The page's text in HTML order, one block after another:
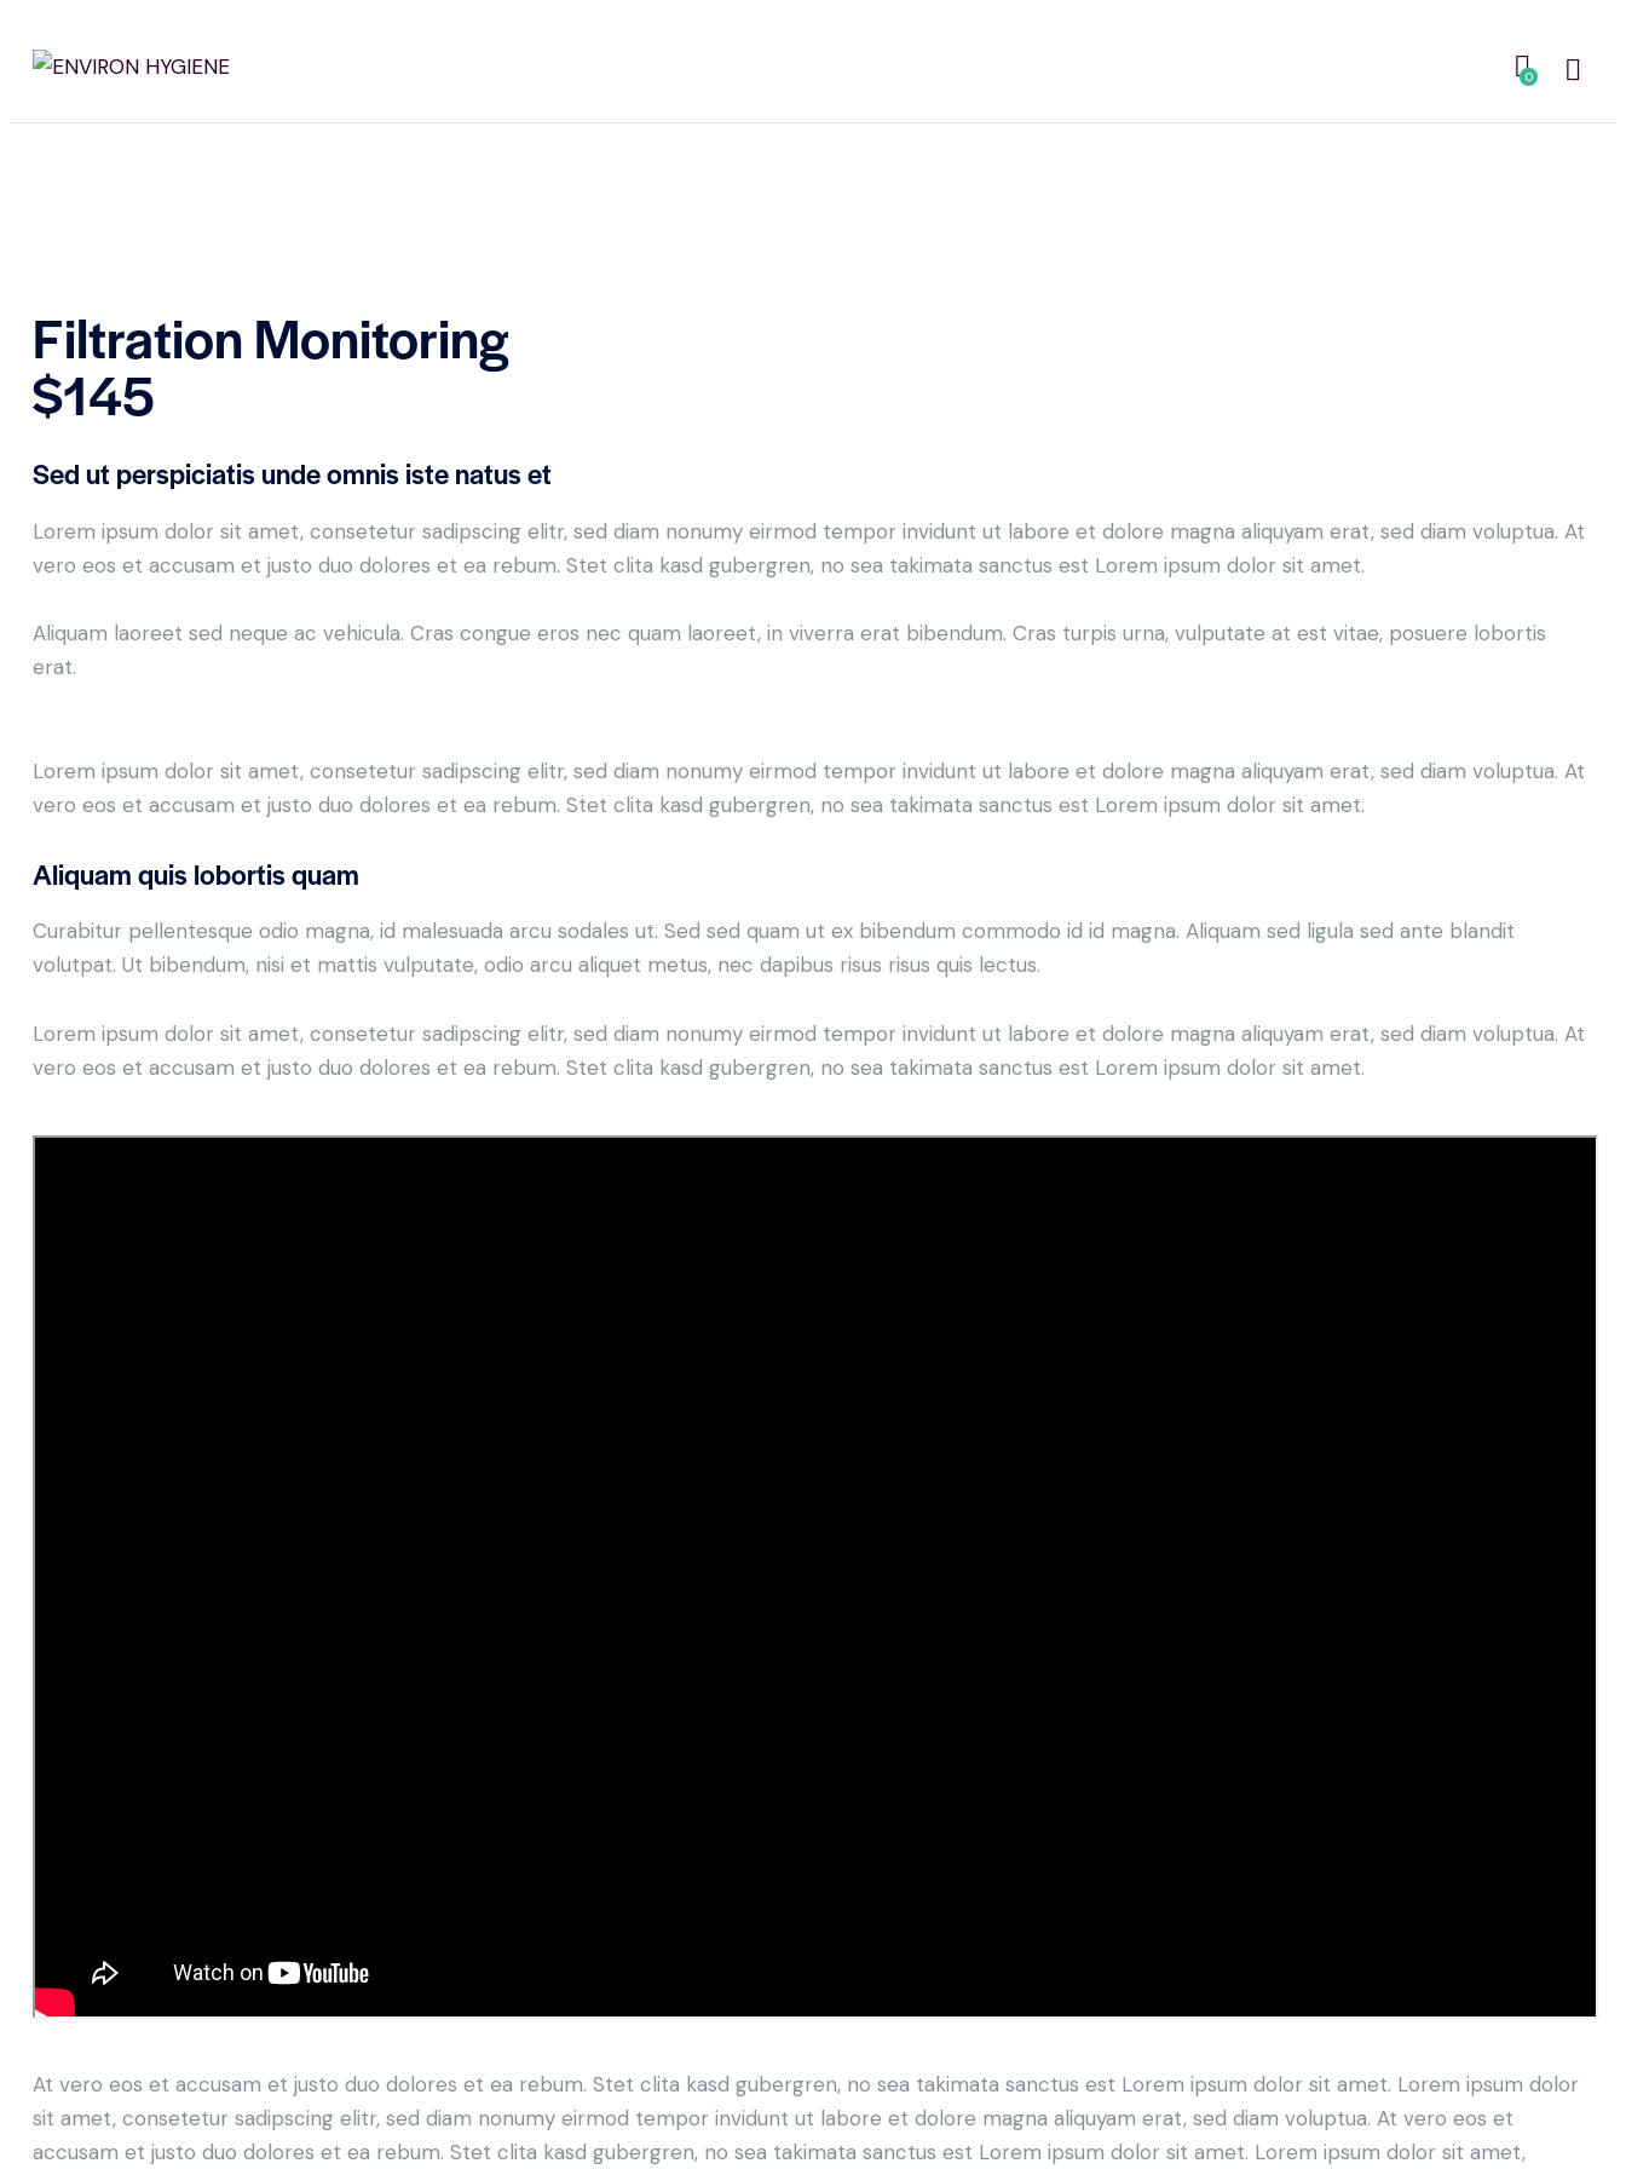
0
Filtration Monitoring
$145
Sed ut perspiciatis unde omnis iste natus et
Lorem ipsum dolor sit amet, consetetur sadipscing elitr, sed diam nonumy eirmod tempor invidunt ut labore et dolore magna aliquyam erat, sed diam voluptua. At
vero eos et accusam et justo duo dolores et ea rebum. Stet clita kasd gubergren, no sea takimata sanctus est Lorem ipsum dolor sit amet.
Aliquam laoreet sed neque ac vehicula. Cras congue eros nec quam laoreet, in viverra erat bibendum. Cras turpis urna, vulputate at est vitae, posuere lobortis
erat.
Lorem ipsum dolor sit amet, consetetur sadipscing elitr, sed diam nonumy eirmod tempor invidunt ut labore et dolore magna aliquyam erat, sed diam voluptua. At
vero eos et accusam et justo duo dolores et ea rebum. Stet clita kasd gubergren, no sea takimata sanctus est Lorem ipsum dolor sit amet.
Aliquam quis lobortis quam
Curabitur pellentesque odio magna, id malesuada arcu sodales ut. Sed sed quam ut ex bibendum commodo id id magna. Aliquam sed ligula sed ante blandit
volutpat. Ut bibendum, nisi et mattis vulputate, odio arcu aliquet metus, nec dapibus risus risus quis lectus.
Lorem ipsum dolor sit amet, consetetur sadipscing elitr, sed diam nonumy eirmod tempor invidunt ut labore et dolore magna aliquyam erat, sed diam voluptua. At
vero eos et accusam et justo duo dolores et ea rebum. Stet clita kasd gubergren, no sea takimata sanctus est Lorem ipsum dolor sit amet.
At vero eos et accusam et justo duo dolores et ea rebum. Stet clita kasd gubergren, no sea takimata sanctus est Lorem ipsum dolor sit amet. Lorem ipsum dolor
sit amet, consetetur sadipscing elitr, sed diam nonumy eirmod tempor invidunt ut labore et dolore magna aliquyam erat, sed diam voluptua. At vero eos et
accusam et justo duo dolores et ea rebum. Stet clita kasd gubergren, no sea takimata sanctus est Lorem ipsum dolor sit amet. Lorem ipsum dolor sit amet,